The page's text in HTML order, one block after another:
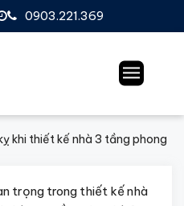
0903.221.369
khi thiết kế nhà 3 tầng phong
trọng trong thiết kế nhà